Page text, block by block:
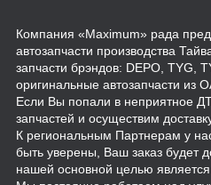
Компания «Maximum» рада
автозапчасти производства
запчасти брэндов: DEPO, TYG,
оригинальные автозапчасти
Если Вы попали в неприятное
запчастей и осуществим
К региональным Партнерам у
быть уверены, Ваш заказ будет
нашей основной целью